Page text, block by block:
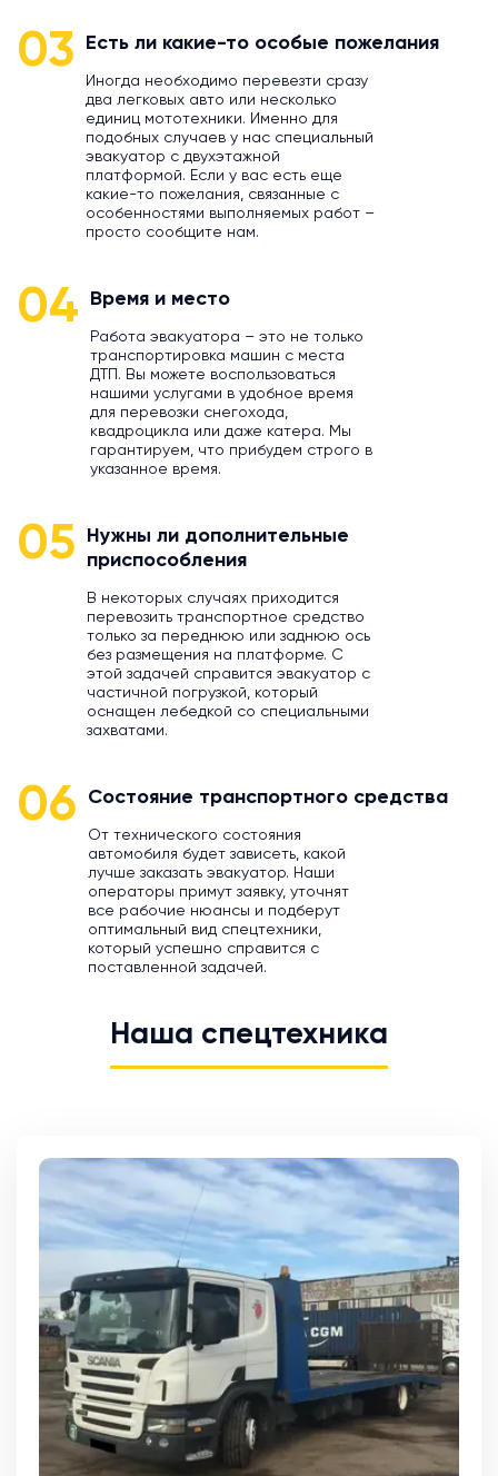
03 Есть ли какие-то особые пожелания
Иногда необходимо перевезти сразу
два легковых авто или несколько
единиц мототехники. Именно для
подобных случаев у нас специальный
эвакуатор с двухэтажной
платформой. Если у вас есть еще
какие-то пожелания, связанные с
особенностями выполняемых работ –
просто сообщите нам.
04 Время и место
Работа эвакуатора – это не только
транспортировка машин с места
ДТП. Вы можете воспользоваться
нашими услугами в удобное время
для перевозки снегохода,
квадроцикла или даже катера. Мы
гарантируем, что прибудем строго в
указанное время.
05
Нужны ли дополнительные
приспособления
В некоторых случаях приходится
перевозить транспортное средство
только за переднюю или заднюю ось
без размещения на платформе. С
этой задачей справится эвакуатор с
частичной погрузкой, который
оснащен лебедкой со специальными
захватами.
06 Состояние транспортного средства
От технического состояния
автомобиля будет зависеть, какой
лучше заказать эвакуатор. Наши
операторы примут заявку, уточнят
все рабочие нюансы и подберут
оптимальный вид спецтехники,
который успешно справится с
поставленной задачей.
Наша спецтехника